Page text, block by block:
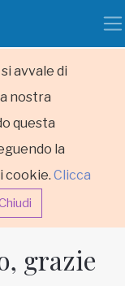
avvale di
nostra
questa
la
cookie. Clicca
grazie